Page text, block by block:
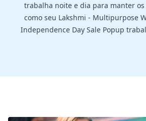
trabalha noite e dia para manter
como seu Lakshmi - Multipurpose
Independence Day Sale Popup